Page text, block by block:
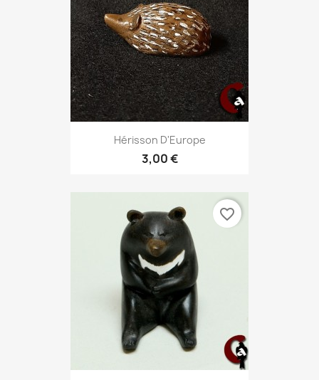
Hérisson D'Europe
3,00 €
favorite_border